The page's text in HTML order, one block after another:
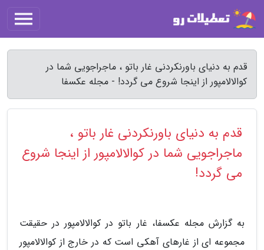
قدم به دنیای باورنکردنی غار باتو ، ماجراجویی شما در
کوالالامپور از اینجا شروع می گردد! - مجله عکسفا
قدم به دنیای باورنکردنی غار باتو ،
ماجراجویی شما در کوالالامپور از اینجا شروع
می گردد!
به گزارش مجله عکسفا، غار باتو در کوالالامپور در حقیقت
مجموعه ای از غارهای آهکی است که در خارج از کوالالامپور